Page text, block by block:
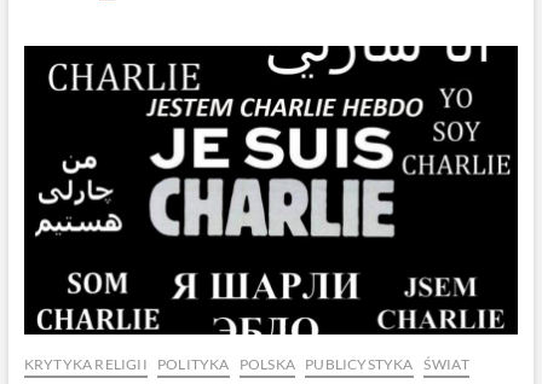
polskiej
polityki
wschodniej
KRYTYKA RELIGII POLITYKA POLSKA PUBLICYSTYKA ŚWIAT